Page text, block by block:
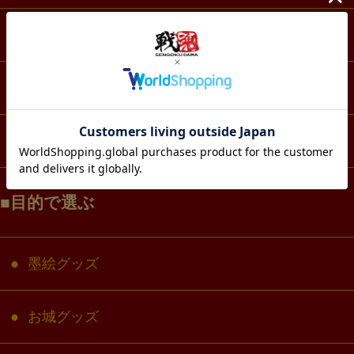
スマホ・IT・メディア
コラボ・キャラクター
目的で選ぶ
墨絵グッズ
お城グッズ